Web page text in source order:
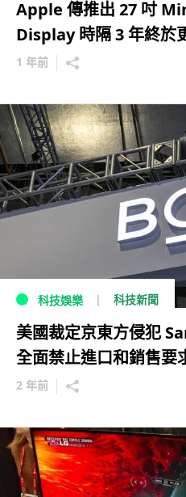
Apple 傳推出 27 吋
Display 時隔 3 年終於
1 年前
科技娛樂 科技新聞
美國裁定京東方侵犯
全面禁止進口和銷售要
2 年前